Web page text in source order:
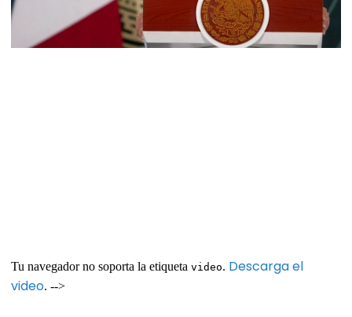
Tu navegador no soporta la etiqueta video. Descarga el
video. -->